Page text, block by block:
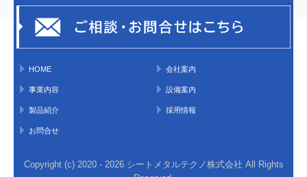
HOME 会社案内
事業内容 設備案内
製品紹介 採用情報
お問合せ
Copyright (c) 2020 - 2026 シートメタルテクノ株式会社 All Rights